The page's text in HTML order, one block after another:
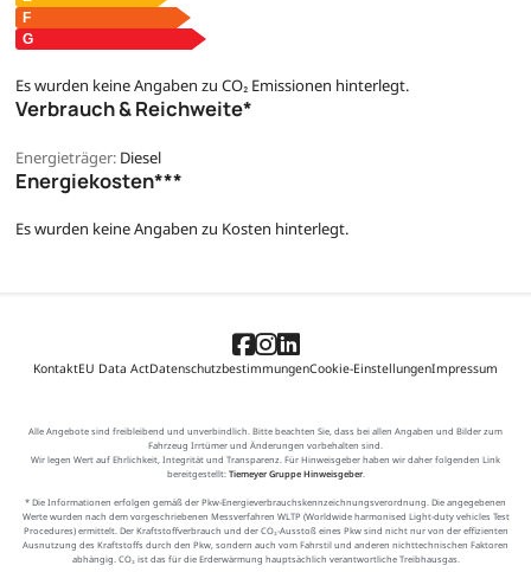
Es wurden keine Angaben zu CO₂ Emissionen hinterlegt.
Verbrauch & Reichweite*
Energieträger: Diesel
Energiekosten***
Es wurden keine Angaben zu Kosten hinterlegt.
KontaktEU Data ActDatenschutzbestimmungenCookie-EinstellungenImpressum
Alle Angebote sind freibleibend und unverbindlich. Bitte beachten Sie, dass bei allen Angaben und Bilder zum
Fahrzeug Irrtümer und Änderungen vorbehalten sind.
Wir legen Wert auf Ehrlichkeit, Integrität und Transparenz. Für Hinweisgeber haben wir daher folgenden Link
bereitgestellt: Tiemeyer Gruppe Hinweisgeber.
* Die Informationen erfolgen gemäß der Pkw-Energieverbrauchskennzeichnungsverordnung. Die angegebenen
Werte wurden nach dem vorgeschriebenen Messverfahren WLTP (Worldwide harmonised Light-duty vehicles Test
Procedures) ermittelt. Der Kraftstoffverbrauch und der CO₂-Ausstoß eines Pkw sind nicht nur von der effizienten
Ausnutzung des Kraftstoffs durch den Pkw, sondern auch vom Fahrstil und anderen nichttechnischen Faktoren
abhängig. CO₂ ist das für die Erderwärmung hauptsächlich verantwortliche Treibhausgas.